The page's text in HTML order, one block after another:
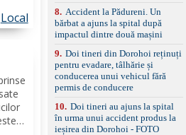
Local
panoramică, geamuri
spate fumurii Carlig de
remorcare Bonus: -
pe mașină. -Ofer și un
set de covorașe din
cauciuc/pvc. -Se vinde
împreună cu un set de
anvelope de iarnă.
8. Accident la Pădureni. Un
bărbat a ajuns la spital după
impactul dintre două mașini
9. Doi tineri din Dorohoi reținuți
pentru evadare, tâlhărie și
conducerea unui vehicul fără
permis de conducere
10. Doi tineri au ajuns la spital
în urma unui accident produs la
ieșirea din Dorohoi - FOTO